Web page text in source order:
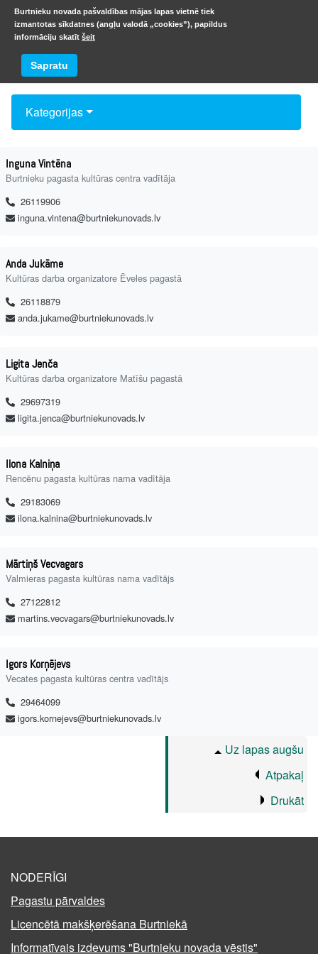
Kontakti
Kategorijas
Inguna Vintēna
Burtnieku pagasta kultūras centra vadītāja
26119906
inguna.vintena@burtniekunovads.lv
Anda Jukāme
Kultūras darba organizatore Ēveles pagastā
26118879
anda.jukame@burtniekunovads.lv
Ligita Jenča
Kultūras darba organizatore Matīšu pagastā
29697319
ligita.jenca@burtniekunovads.lv
Ilona Kalniņa
Rencēnu pagasta kultūras nama vadītāja
29183069
ilona.kalnina@burtniekunovads.lv
Mārtiņš Vecvagars
Valmieras pagasta kultūras nama vadītājs
27122812
martins.vecvagars@burtniekunovads.lv
Igors Korņējevs
Vecates pagasta kultūras centra vadītājs
29464099
igors.kornejevs@burtniekunovads.lv
Uz lapas augšu
Atpakaļ
Drukāt
NODERĪGI
Pagastu pārvaldes
Licencētā makšķerēšana Burtniekā
Informatīvais izdevums "Burtnieku novada vēstis"
Burtnieku novada pašvaldības mājas lapas vietnē tiek
izmantotas sīkdatnes (angļu valodā „cookies”), papildus
informāciju skatīt šeit
Sapratu